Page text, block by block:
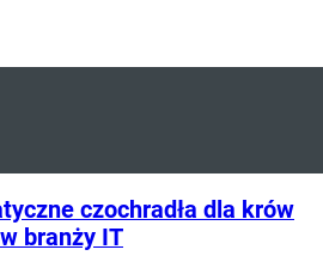
czochradła dla krów
branży IT